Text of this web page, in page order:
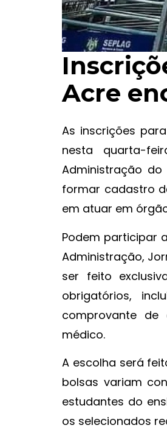
Acre
As inscrições
nesta quarta-
Administração
formar cadastro
em atuar em
Podem participar
Administração,
ser feito
obrigatórios,
comprovante de
médico.
A escolha será
bolsas variam
estudantes do
os selecionados